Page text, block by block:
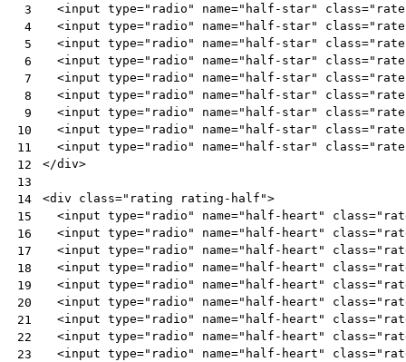
3
4
5
6
7
8
9
10
11
12
13
14
15
16
17
18
19
20
21
22
23
<input type="radio" name="half-star" class="rate
<input type="radio" name="half-star" class="rate
<input type="radio" name="half-star" class="rate
<input type="radio" name="half-star" class="rate
<input type="radio" name="half-star" class="rate
<input type="radio" name="half-star" class="rate
<input type="radio" name="half-star" class="rate
<input type="radio" name="half-star" class="rate
<input type="radio" name="half-star" class="rate
</div>
<div class="rating rating-half">
<input type="radio" name="half-heart" class=
<input type="radio" name="half-heart" class=
<input type="radio" name="half-heart" class=
<input type="radio" name="half-heart" class=
<input type="radio" name="half-heart" class=
<input type="radio" name="half-heart" class=
<input type="radio" name="half-heart" class=
<input type="radio" name="half-heart" class=
<input type="radio" name="half-heart" class=